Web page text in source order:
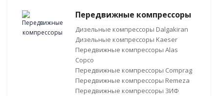
Передвижные компрессоры
Дизельные компрессоры Dalgakiran
Дизельные компрессоры Kaeser
Передвижные компрессоры Alas
Copco
Передвижные компрессоры Comprag
Передвижные компрессоры Remeza
Передвижные компрессоры ЗИФ